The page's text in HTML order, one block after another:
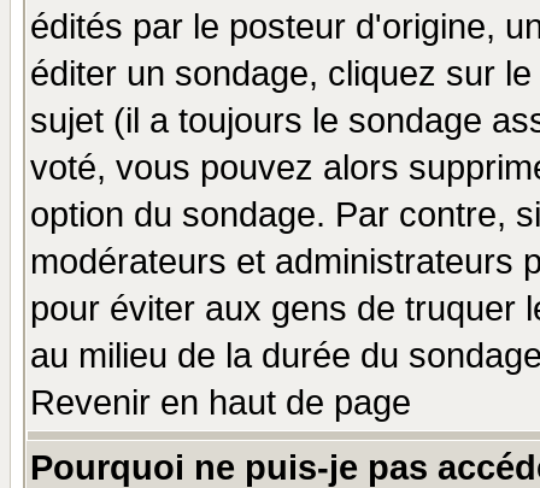
édités par le posteur d'origine,
éditer un sondage, cliquez sur
sujet (il a toujours le sondage
voté, vous pouvez alors
option du sondage. Par contre,
modérateurs et administrateurs
pour éviter aux gens de truquer
au milieu de la durée du
Revenir en haut de page
Pourquoi ne puis-je pas